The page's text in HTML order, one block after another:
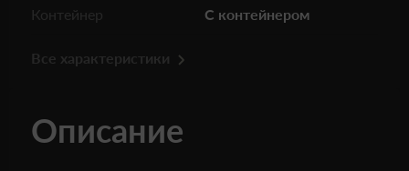
Контейнер С контейнером
Все характеристики
Описание